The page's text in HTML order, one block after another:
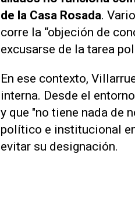
de la Casa Rosada.
corre la “objeción de
excusarse de la tarea
En ese contexto,
interna. Desde el
y que "no tiene nada de
político e institucional
evitar su designación.